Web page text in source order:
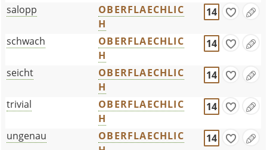
salopp
OBERFLAECHLIC
H
14
schwach
OBERFLAECHLIC
H
14
seicht
OBERFLAECHLIC
H
14
trivial
OBERFLAECHLIC
H
14
ungenau
OBERFLAECHLIC
14